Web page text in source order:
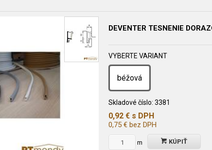
DEVENTER TESNENIE
VYBERTE VARIANT
béžová
Skladové číslo: 3381
0,92 € s DPH
0,75 € bez DPH
m KÚPIŤ